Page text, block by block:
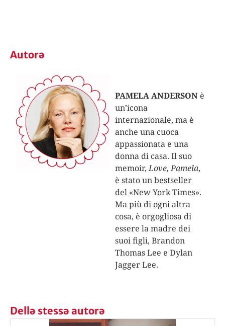
Autorə
PAMELA ANDERSON è
un’icona
internazionale, ma è
anche una cuoca
appassionata e una
donna di casa. Il suo
memoir,Love, Pamela,
è stato un bestseller
del «New York Times».
Ma più di ogni altra
cosa, è orgogliosa di
essere la madre dei
suoi figli, Brandon
Thomas Lee e Dylan
Jagger Lee.
Dellə stessə autorə